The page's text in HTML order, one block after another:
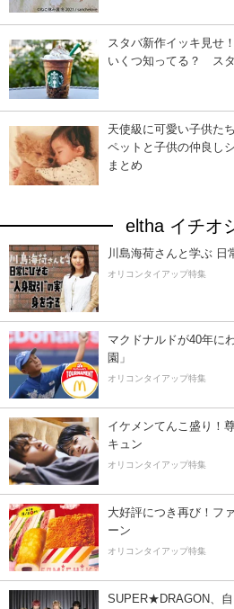
スタバ新作イッキ見せ！
いくつ知ってる？ ス
天使級に可愛い子供たち
ペットと子供の仲良し
まとめ
eltha イチオ
川島海荷さんと学ぶ 日
オリコンタイアップ特集
マクドナルドが40年に
園」
オリコンタイアップ特集
イケメンてんこ盛り！
キュン
オリコンタイアップ特集
大好評につき再び！フ
ーン
オリコンタイアップ特集
SUPER★DRAGON、自